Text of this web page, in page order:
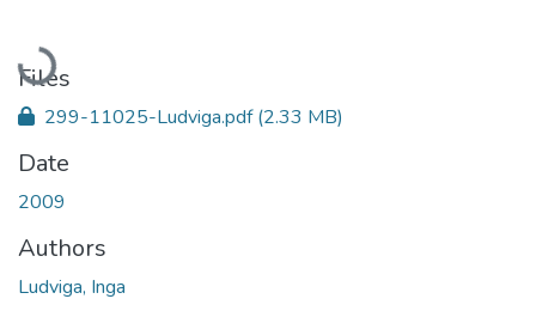
Loading...
Files
299-11025-Ludviga.pdf(2.33 MB)
Date
2009
Authors
Ludviga, Inga